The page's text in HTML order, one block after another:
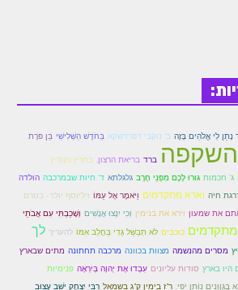
נָתַן לִי אֱלֹהִים בָּזֶה ב' נוקבי דפרדשקא בַּחֹדֶשׁ הַשְּׁלִישִׁי בֵּן פֹּרָת
ברד בריאת הרצון. בתרין נקודין
ג' חכמות גּוּרוּ לָכֶם מִפְּנֵי חֶרֶב גלגלתא ד' חיות שבמרכבה הולדה
חיה וארא מתקדמים וַיֹּאמֶר אֶל עַמּוֹ ויליוסף יולד- בטרם
את שמעון וירא את בנימין וְכִי יִנָּצוּ אֲנָשִׁים וְשָׁכַבְתִּי עִם אֲבֹתַי
מתקדמים כוכבים לֹא תְבַשֵּׁל גְּדִי בַּחֲלֵב אִמּוֹ להעריך לך
מסרים מהנשמה מצוות בכוונה מרכבה תחתונה מתים שבארץ
היו בארץ סודות עליונים עִבְדוּ אֶת יְהוָה בְּיִרְאָה פנימיות
נוֹתֵן יֹפִי. ר"ז בימין ק"ג בשמאל רַבִּי יִצְחָק יֹשֵׁב עָצוּב